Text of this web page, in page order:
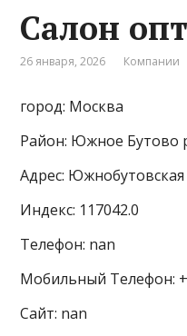
Салон
26 января, 2026 Компании
город: Москва
Район: Южное Бутово
Адрес: Южнобутовская
Индекс: 117042.0
Телефон: nan
Мобильный Телефон:
Сайт: nan